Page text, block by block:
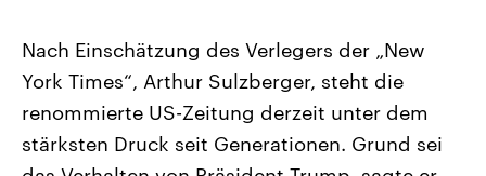
2026
Alle Informationen
Sachsen-Anhalt wählt am 6.
September 2026 einen neuen
Landtag. Seit 2021 wird das
Bundesland von einer Koalition aus
Aktuelle Beiträge,
Hintergründe
Wirtschaftlich und
gehören die Vereinigten
den mächtigsten Ländern
mit großem Einfluss auf
Nach Einschätzung des Verlegers der „New
York Times“, Arthur Sulzberger, steht die
renommierte US-Zeitung derzeit unter dem
stärksten Druck seit Generationen. Grund sei